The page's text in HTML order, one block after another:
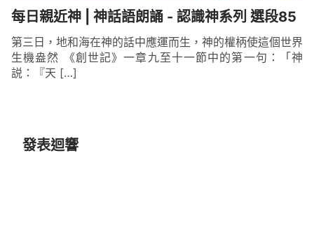
每日親近神 | 神話語朗誦 - 認識神系列 選段85
第三日，地和海在神的話中應運而生，神的權柄使這個世界
生機盎然 《創世記》一章九至十一節中的第一句：「神
説：『天 […]
發表迴響